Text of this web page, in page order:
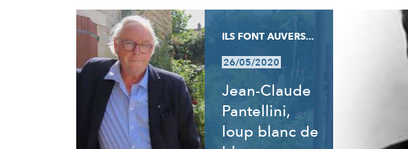
ILS FONT AUVERS...
26/05/2020
Jean-Claude
Pantellini,
loup blanc de